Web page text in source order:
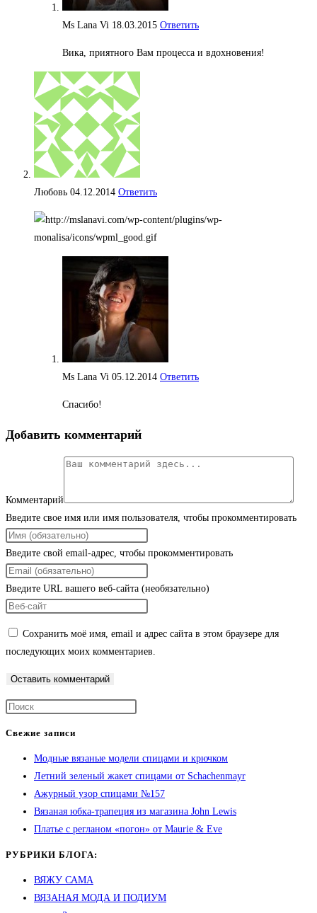
Ms Lana Vi 18.03.2015 Ответить
Вика, приятного Вам процесса и вдохновения!
Любовь 04.12.2014 Ответить
Ms Lana Vi 05.12.2014 Ответить
Спасибо!
Добавить комментарий
Комментарий
Введите свое имя или имя пользователя, чтобы прокомментировать
Введите свой email-адрес, чтобы прокомментировать
Введите URL вашего веб-сайта (необязательно)
Сохранить моё имя, email и адрес сайта в этом браузере для
последующих моих комментариев.
Свежие записи
Модные вязаные модели спицами и крючком
Летний зеленый жакет спицами от Schachenmayr
Ажурный узор спицами №157
Вязаная юбка-трапеция из магазина John Lewis
Платье с регланом «погон» от Maurie & Eve
РУБРИКИ БЛОГА:
ВЯЖУ САМА
ВЯЗАНАЯ МОДА И ПОДИУМ